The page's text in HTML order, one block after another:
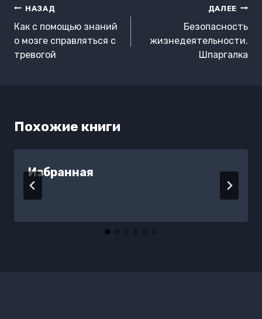
Навигация
по
записям
НАЗАД
Как с помощью знаний
о мозге справляться с
тревогой
ДАЛЕЕ
Безопасность
жизнедеятельности.
Шпаргалка
Похожие книги
Избранная